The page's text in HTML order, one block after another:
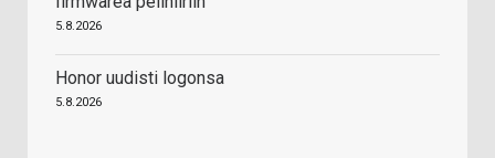
5.8.2026
Honor uudisti logonsa
5.8.2026